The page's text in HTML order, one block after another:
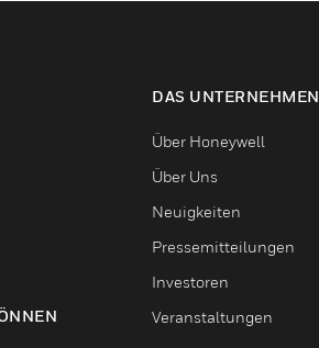
DAS UNTERNEHMEN
Über Honeywell
Über Uns
Neuigkeiten
Pressemitteilungen
Investoren
Veranstaltungen